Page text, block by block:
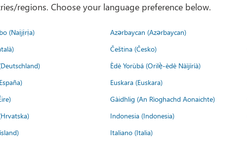
regions. Choose your language preference below.
(Naịjịrịa) Azərbaycan (Azərbaycan)
Čeština (Česko)
Èdè Yorùbá (Orilẹ̀-èdè Nàìjíríà)
Euskara (Euskara)
Gàidhlig (An Rìoghachd Aonaichte)
Indonesia (Indonesia)
Italiano (Italia)